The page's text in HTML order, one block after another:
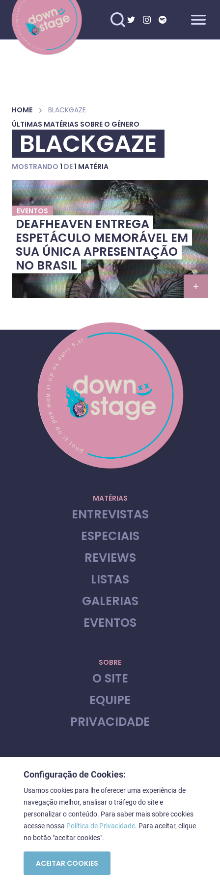
HOME
BLACKGAZE
ÚLTIMAS MATÉRIAS SOBRE O GÊNERO
BLACKGAZE
MOSTRANDO 1 DE1 MATÉRIA
EVENTOS
DEAFHEAVEN ENTREGA
ESPETÁCULO MEMORÁVEL EM
SUA ÚNICA APRESENTAÇÃO
NO BRASIL
MATÉRIAS
ENTREVISTAS
ESPECIAIS
REVIEWS
LISTAS
GALERIAS
EVENTOS
SOBRE
O SITE
EQUIPE
PRIVACIDADE
FALE CONOSCO
Downstage © 2023. Todos os direitos reservados
Configuração de Cookies:
Usamos cookies para lhe oferecer uma experiência de
navegação melhor, analisar o tráfego do site e
personalizar o conteúdo. Para saber mais sobre cookies
acesse nossa Política de Privacidade. Para aceitar, clique
no botão "aceitar cookies".
ACEITAR COOKIES